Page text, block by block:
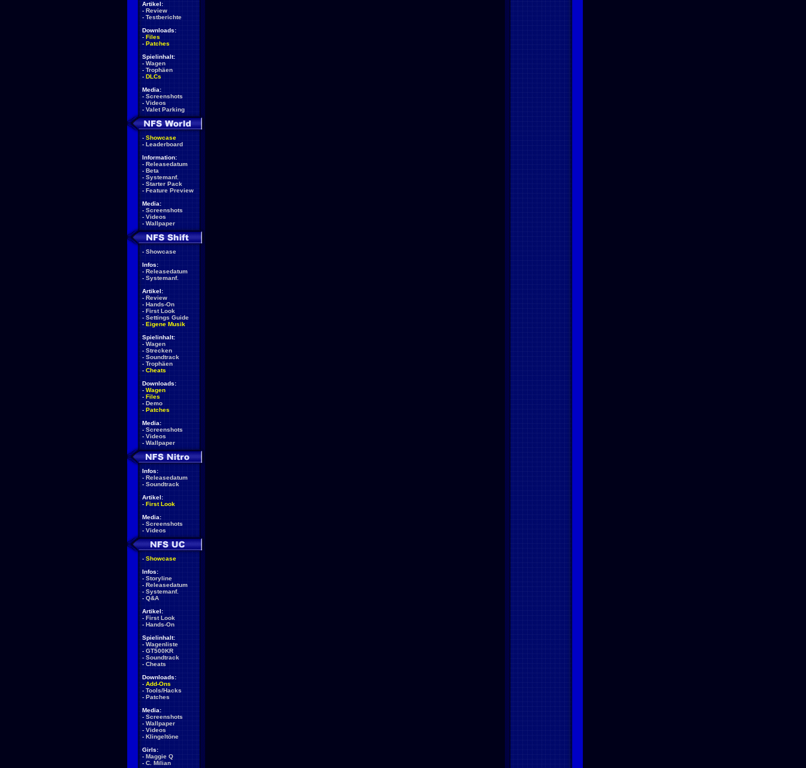
Artikel:
- Review
- Testberichte
Downloads:
- Files
- Patches
Spielinhalt:
- Wagen
- Trophäen
- DLCs
Media:
- Screenshots
- Videos
- Valet Parking
- Showcase
- Leaderboard
Information:
- Releasedatum
- Beta
- Systemanf.
- Starter Pack
- Feature Preview
Media:
- Screenshots
- Videos
- Wallpaper
- Showcase
Infos:
- Releasedatum
- Systemanf.
Artikel:
- Review
- Hands-On
- First Look
- Settings Guide
- Eigene Musik
Spielinhalt:
- Wagen
- Strecken
- Soundtrack
- Trophäen
- Cheats
Downloads:
- Wagen
- Files
- Demo
- Patches
Media:
- Screenshots
- Videos
- Wallpaper
Infos:
- Releasedatum
- Soundtrack
Artikel:
- First Look
Media:
- Screenshots
- Videos
- Showcase
Infos:
- Storyline
- Releasedatum
- Systemanf.
- Q&A
Artikel:
- First Look
- Hands-On
Spielinhalt:
- Wagenliste
- GT500KR
- Soundtrack
- Cheats
Downloads:
- Add-Ons
- Tools/Hacks
- Patches
Media:
- Screenshots
- Wallpaper
- Videos
- Klingeltöne
Girls:
- Maggie Q
- C. Milian